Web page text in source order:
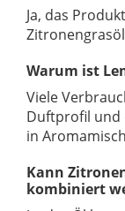
Ja, das
Warum ist
Viele
Duftprofil und
in
Kann
kombiniert